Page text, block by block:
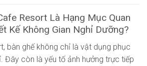
Resort Là Hạng Mục Quan
Kế Không Gian Nghỉ Dưỡng?
bàn ghế không chỉ là vật dụng phục
Đây còn là yếu tố ảnh hưởng trực tiếp